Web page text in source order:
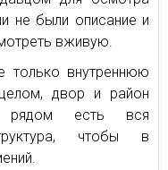
не были описание и
вживую.
только внутреннюю
двор и район
рядом есть вся
чтобы в